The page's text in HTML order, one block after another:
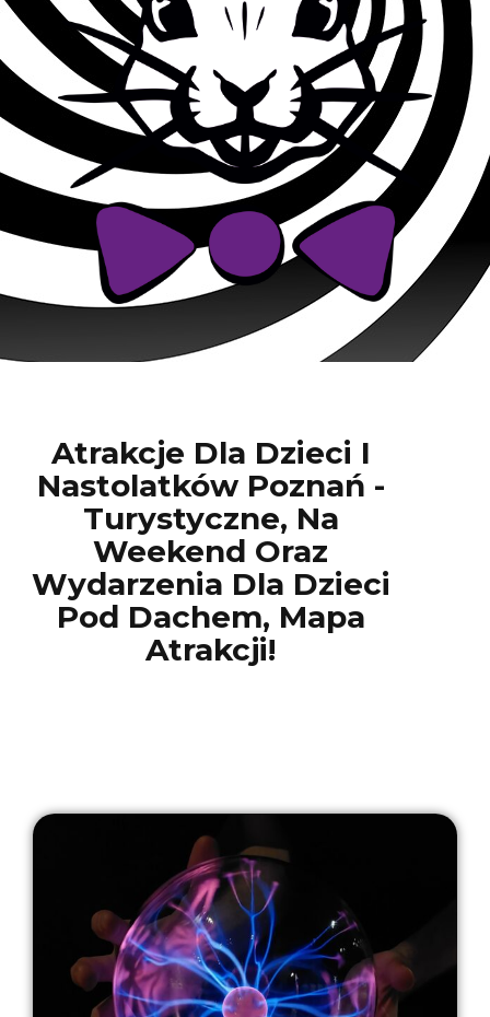
Atrakcje Dla Dzieci I
Nastolatków Poznań -
Turystyczne, Na
Weekend Oraz
Wydarzenia Dla Dzieci
Pod Dachem, Mapa
Atrakcji!